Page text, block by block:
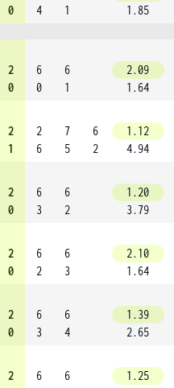
0
4
1
1.85
2
0
6
0
6
1
2.09
1.64
2
1
2
6
7
5
6
2
1.12
4.94
2
0
6
3
6
2
1.20
3.79
2
0
6
2
6
3
2.10
1.64
2
0
6
3
6
4
1.39
2.65
2
6
6
1.25